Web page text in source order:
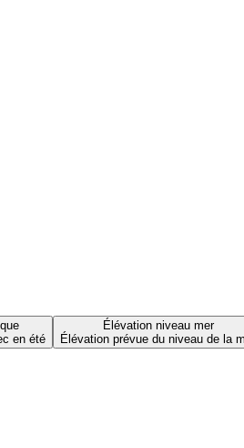
en été
Élévation niveau mer
Élévation prévue du niveau de la